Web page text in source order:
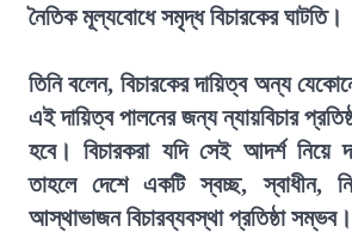
নৈতিক মূল্যবোধে সমৃদ্ধ বিচারকের ঘাটতি।
তিনি বলেন, বিচারকের দায়িত্ব অন্য
এই দায়িত্ব পালনের জন্য ন্যায়বিচার
হবে। বিচারকরা যদি সেই আদর্শ নিয়ে
তাহলে দেশে একটি স্বচ্ছ, স্বাধীন,
আস্থাভাজন বিচারব্যবস্থা প্রতিষ্ঠা সম্ভব।